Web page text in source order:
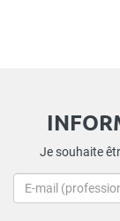
Je souhaite